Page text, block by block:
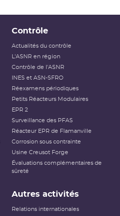
Contrôle
Actualités du contrôle
L'ASNR en région
Contrôle de l'ASNR
INES et ASN-SFRO
Réexamens périodiques
Petits Réacteurs Modulaires
EPR 2
Surveillance des PFAS
Réacteur EPR de Flamanville
Corrosion sous contrainte
Usine Creusot Forge
Évaluations complémentaires de
sûreté
Autres activités
Relations internationales